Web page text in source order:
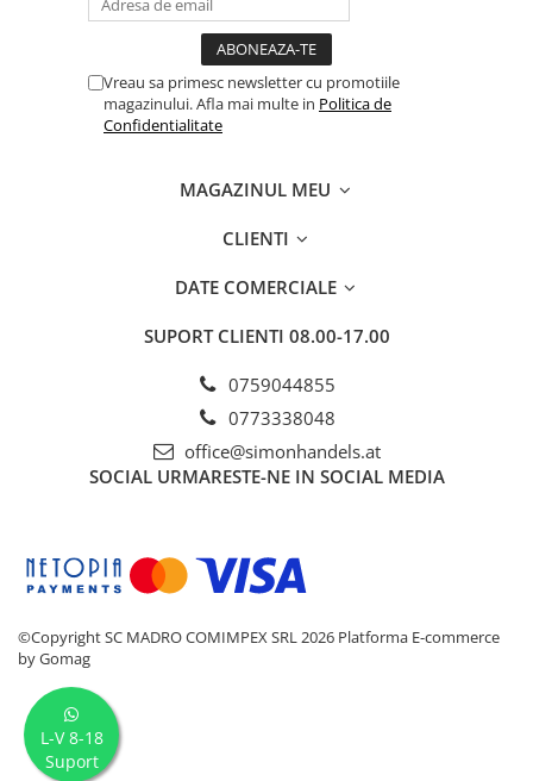
Vreau sa primesc newsletter cu promotiile
magazinului. Afla mai multe in Politica de
Confidentialitate
MAGAZINUL MEU
CLIENTI
DATE COMERCIALE
SUPORT CLIENTI 08.00-17.00
0759044855
0773338048
office@simonhandels.at
SOCIAL URMARESTE-NE IN SOCIAL MEDIA
©Copyright SC MADRO COMIMPEX SRL 2026 Platforma E-commerce
by Gomag
L-V 8-18
Suport